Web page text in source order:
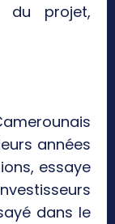
du projet,
années
essaye
dans le